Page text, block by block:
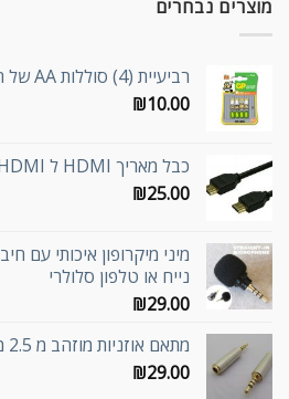
מוצרים נבחרים
רביעיית (4) סוללות AA של חברת GP
₪10.00
כבל מאריך HDMI ל HDMI זכר זכר באורך 1 מטר
₪25.00
מיני מיקרופון איכותי עם
נייח או טלפון סלולרי
₪29.00
מתאם אוזניות מוזהב מ 2.5 מ"מ ל 3.5 מ"מ
₪29.00